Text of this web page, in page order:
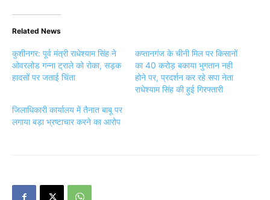
Related News
कुशीनगर: पूर्व मंत्री राधेश्याम सिंह ने
ओवरलोड गन्ना ट्राले को रोका, सड़क
हादसों पर जताई चिंता
कप्तानगंज के चीनी मिल पर किसानों
का 40 करोड़ बकाया भुगतान नही
होने पर, प्रदर्शन कर रहे सपा नेता
राधेश्याम सिंह की हुई गिरफ्तारी
जिलाधिकारी कार्यालय में तैनात बाबू पर
लगाया बड़ा भ्रष्टाचार करने का आरोप